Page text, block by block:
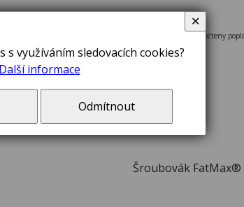
V ceně zboží jsou započteny
Šroubovák FatMax®
s využíváním sledovacích cookies?
Další informace
Odmítnout
✕